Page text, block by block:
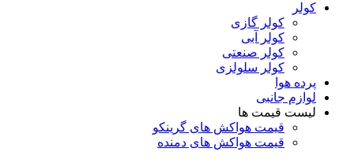
کولر
کولر گازی
کولر آبی
کولر صنعتی
کولر سلولزی
پرده هوا
لوازم جانبی
لیست قیمت ها
قیمت هواکش های گرینکو
قیمت هواکش های دمنده